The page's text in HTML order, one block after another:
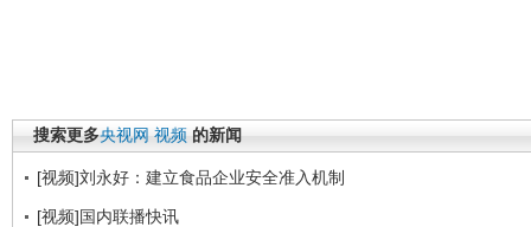
搜索更多央视网 视频 的新闻
[视频]刘永好：建立食品企业安全准入机制
[视频]国内联播快讯